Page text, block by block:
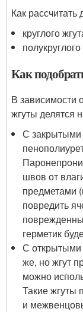
Как рассчитать
круглого
Как
В зависимости
жгуты делятся
С закрытыми
швов от
предметами
повредить
герметик
С открытыми
же, но жгут
можно
Такие жгуты
и